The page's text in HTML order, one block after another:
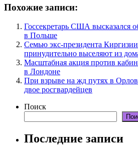
Похожие записи:
Госсекретарь США высказался
в Польше
Семью экс-президента
принудительно выселяют из
Масштабная акция против
в Лондоне
При взрыве на жд путях в
двое росгвардейцев
Поиск
Последние записи